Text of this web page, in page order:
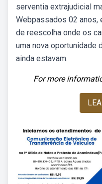
serventia extrajudicial
Webpassados 02 anos,
de reescolha onde os
uma nova oportunidade
ainda estavam.
For more